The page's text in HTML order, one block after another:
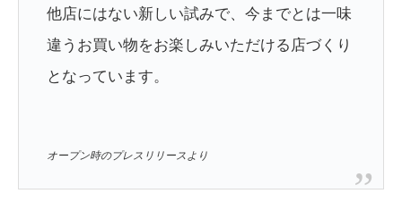
他店にはない新しい試みで、今までとは一味
違うお買い物をお楽しみいただける店づくり
となっています。
オープン時のプレスリリースより